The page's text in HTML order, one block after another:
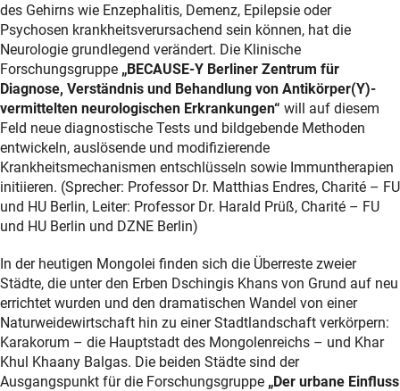
des Gehirns wie Enzephalitis, Demenz, Epilepsie oder
Psychosen krankheitsverursachend sein können, hat die
Neurologie grundlegend verändert. Die Klinische
Forschungsgruppe „BECAUSE-Y Berliner Zentrum für
Diagnose, Verständnis und Behandlung von Antikörper(Y)-
vermittelten neurologischen Erkrankungen“ will auf diesem
Feld neue diagnostische Tests und bildgebende Methoden
entwickeln, auslösende und modifizierende
Krankheitsmechanismen entschlüsseln sowie Immuntherapien
initiieren. (Sprecher: Professor Dr. Matthias Endres, Charité – FU
und HU Berlin, Leiter: Professor Dr. Harald Prüß, Charité – FU
und HU Berlin und DZNE Berlin)
In der heutigen Mongolei finden sich die Überreste zweier
Städte, die unter den Erben Dschingis Khans von Grund auf neu
errichtet wurden und den dramatischen Wandel von einer
Naturweidewirtschaft hin zu einer Stadtlandschaft verkörpern:
Karakorum – die Hauptstadt des Mongolenreichs – und Khar
Khul Khaany Balgas. Die beiden Städte sind der
Ausgangspunkt für die Forschungsgruppe „Der urbane Einfluss